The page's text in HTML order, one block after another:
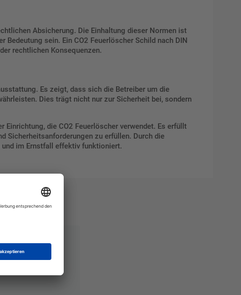
Absicherung. Die Einhaltung dieser Normen ist
sein. Ein CO2 Feuerlöscher Schild nach DIN
rechtlichen Konsequenzen.
Es zeigt, dass sich die Betreiber um die
Dies trägt nicht nur zur Sicherheit bei, sondern
die CO2 Feuerlöscher verwendet. Es erfüllt
Sicherheitsanforderungen zu erfüllen. Durch die
im Ernstfall effektiv funktioniert.